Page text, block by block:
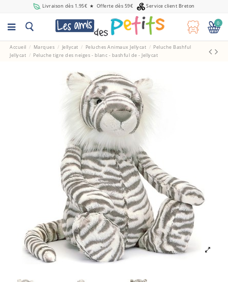
Livraison dès 1.95€ ★ Offerte dès 59€ Service client Breton
0
Accueil Marques Jellycat Peluches Animaux Jellycat
Peluche Bashful
Jellycat
Peluche tigre des neiges - blanc - bashful de - Jellycat